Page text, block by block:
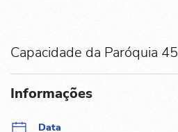
Capacidade da Paróquia
Informações
Data